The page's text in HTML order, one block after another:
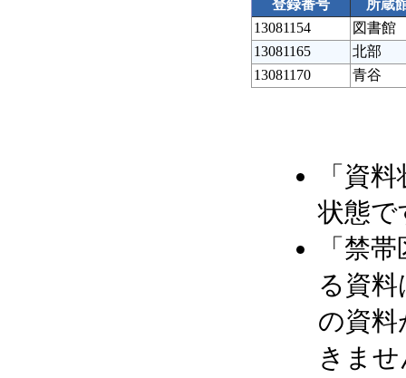
登録番号
所蔵
13081154
図書館
13081165
北部
13081170
青谷
「資
状態で
「禁
る資
の資料
きま